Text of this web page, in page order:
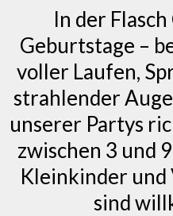
In der
Geburtstage –
voller Laufen,
strahlender
unserer Partys
zwischen 3 und
Kleinkinder
sind